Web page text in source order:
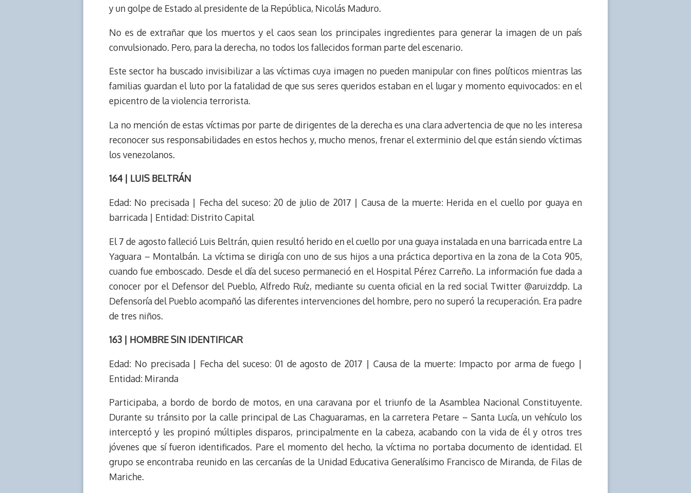
k
p
k
n
m
s
y un golpe de Estado al presidente de la República, Nicolás Maduro.
No es de extrañar que los muertos y el caos sean los principales ingredientes para generar la imagen de un país
convulsionado. Pero, para la derecha, no todos los fallecidos forman parte del escenario.
Este sector ha buscado invisibilizar a las víctimas cuya imagen no pueden manipular con fines políticos mientras las
familias guardan el luto por la fatalidad de que sus seres queridos estaban en el lugar y momento equivocados: en el
epicentro de la violencia terrorista.
La no mención de estas víctimas por parte de dirigentes de la derecha es una clara advertencia de que no les interesa
reconocer sus responsabilidades en estos hechos y, mucho menos, frenar el exterminio del que están siendo víctimas
los venezolanos.
164 | LUIS BELTRÁN
Edad: No precisada | Fecha del suceso: 20 de julio de 2017 | Causa de la muerte: Herida en el cuello por guaya en
barricada | Entidad: Distrito Capital
El 7 de agosto falleció Luis Beltrán, quien resultó herido en el cuello por una guaya instalada en una barricada entre La
Yaguara – Montalbán. La víctima se dirigía con uno de sus hijos a una práctica deportiva en la zona de la Cota 905,
cuando fue emboscado. Desde el día del suceso permaneció en el Hospital Pérez Carreño. La información fue dada a
conocer por el Defensor del Pueblo, Alfredo Ruíz, mediante su cuenta oficial en la red social Twitter @aruizddp. La
Defensoría del Pueblo acompañó las diferentes intervenciones del hombre, pero no superó la recuperación. Era padre
de tres niños.
163 | HOMBRE SIN IDENTIFICAR
Edad: No precisada | Fecha del suceso: 01 de agosto de 2017 | Causa de la muerte: Impacto por arma de fuego |
Entidad: Miranda
Participaba, a bordo de bordo de motos, en una caravana por el triunfo de la Asamblea Nacional Constituyente.
Durante su tránsito por la calle principal de Las Chaguaramas, en la carretera Petare – Santa Lucía, un vehículo los
interceptó y les propinó múltiples disparos, principalmente en la cabeza, acabando con la vida de él y otros tres
jóvenes que sí fueron identificados. Pare el momento del hecho, la víctima no portaba documento de identidad. El
grupo se encontraba reunido en las cercanías de la Unidad Educativa Generalísimo Francisco de Miranda, de Filas de
Mariche.